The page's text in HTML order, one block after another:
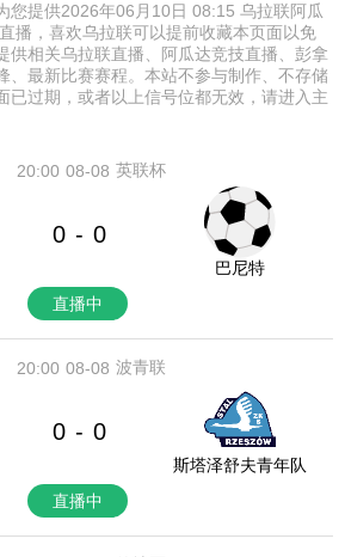
您提供2026年06月10日 08:15 乌拉联阿瓜
播，喜欢乌拉联可以提前收藏本页面以免
供相关乌拉联直播、阿瓜达竞技直播、彭拿
、最新比赛赛程。本站不参与制作、不存储
已过期，或者以上信号位都无效，请进入主
08-08
20:00 英联杯
0 - 0
巴尼特
直播中
08-08
20:00 波青联
0 - 0
斯塔泽舒夫青年队
直播中